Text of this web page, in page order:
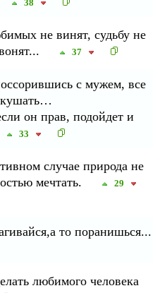
38
не винят, судьбу не
37
с мужем, все
он прав, подойдет и
33
случае природа не
мечтать.
29
то поранишься...
любимого человека